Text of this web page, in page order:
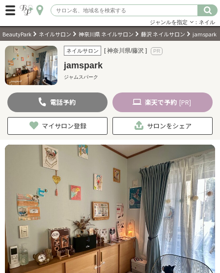
ログイン
会員登録（無料）
キーワード検索
ジャンルを選択
キーワードで検索
近くのサロンを探す
現在地から探す
ヘアサロン
ネイルサロン
ジャンルを指定 ：ネイル
BeautyPark ネイルサロン 神奈川県 ネイルサロン 藤沢 ネイルサロン jamspark
ネイルサロン [ 神奈川県/藤沢 ]
jamspark
ジャムスパーク
電話予約 楽天で予約 [PR]
マイサロン登録 サロンをシェア